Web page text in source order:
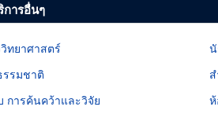
ารอื่นๆ
ทยาศาสตร์
รรมชาติ
การค้นคว้าและวิจัย